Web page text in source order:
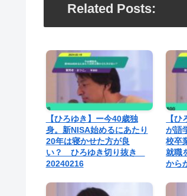
Related Posts:
【ひろゆき】ー今40歳独
身。新NISA始めるにあたり
20年は寝かせた方が良
い？ ひろゆき切り抜き
20240216
【
が語
校卒
就職
から